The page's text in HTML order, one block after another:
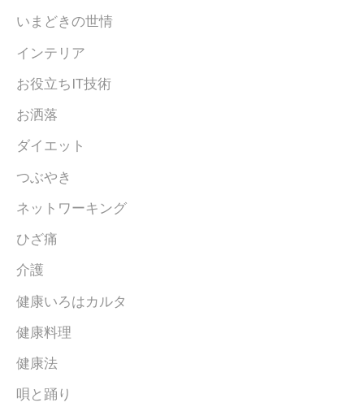
いまどきの世情
インテリア
お役立ちIT技術
お洒落
ダイエット
つぶやき
ネットワーキング
ひざ痛
介護
健康いろはカルタ
健康料理
健康法
唄と踊り